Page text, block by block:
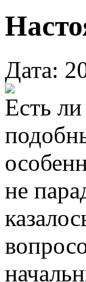
Дата:
Есть
не